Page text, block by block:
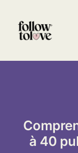
contenu
à 40